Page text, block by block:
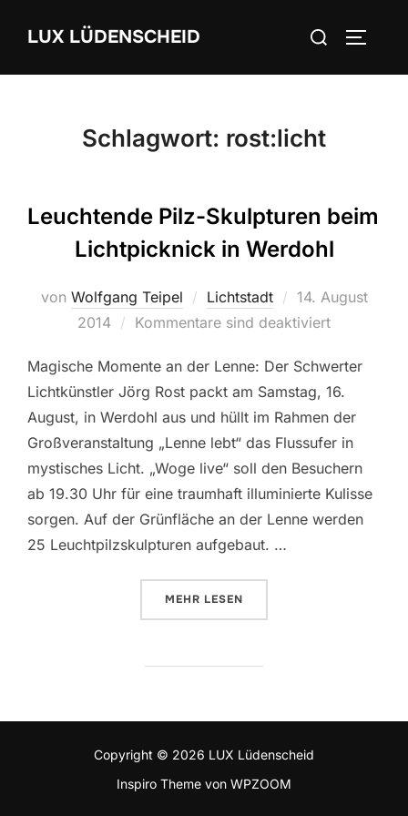
InhaltLUX LÜDENSCHEID
Suchen
Schlagwort: rost:licht
Leuchtende Pilz-Skulpturen beim
Lichtpicknick in Werdohl
von Wolfgang Teipel Lichtstadt
Veröffentlicht
am
14. August
2014
Kommentare sind deaktiviert
Magische Momente an der Lenne: Der Schwerter
Lichtkünstler Jörg Rost packt am Samstag, 16.
August, in Werdohl aus und hüllt im Rahmen der
Großveranstaltung „Lenne lebt“ das Flussufer in
mystisches Licht. „Woge live“ soll den Besuchern
ab 19.30 Uhr für eine traumhaft illuminierte Kulisse
sorgen. Auf der Grünfläche an der Lenne werden
25 Leuchtpilzskulpturen aufgebaut. …
MEHR ÜBER „LEUCHTENDE PILZ-
LESEN
Copyright © 2026 LUX Lüdenscheid
Inspiro Theme von WPZOOM